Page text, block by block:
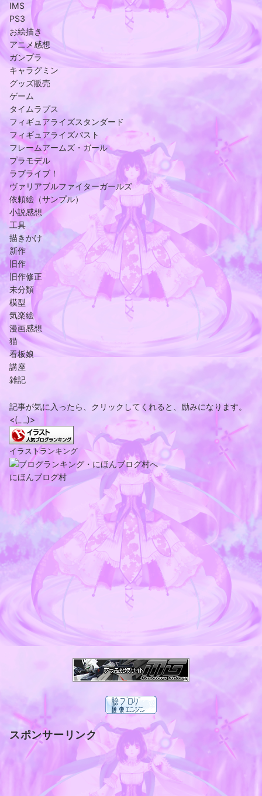
IMS
PS3
お絵描き
アニメ感想
ガンプラ
キャラグミン
グッズ販売
ゲーム
タイムラプス
フィギュアライズスタンダード
フィギュアライズバスト
フレームアームズ・ガール
プラモデル
ラブライブ！
ヴァリアブルファイターガールズ
依頼絵（サンプル）
小説感想
工具
描きかけ
新作
旧作
旧作修正
未分類
模型
気楽絵
漫画感想
猫
看板娘
講座
雑記
記事が気に入ったら、クリックしてくれると、励みになります。
<(_ _)>
イラストランキング
にほんブログ村
スポンサーリンク